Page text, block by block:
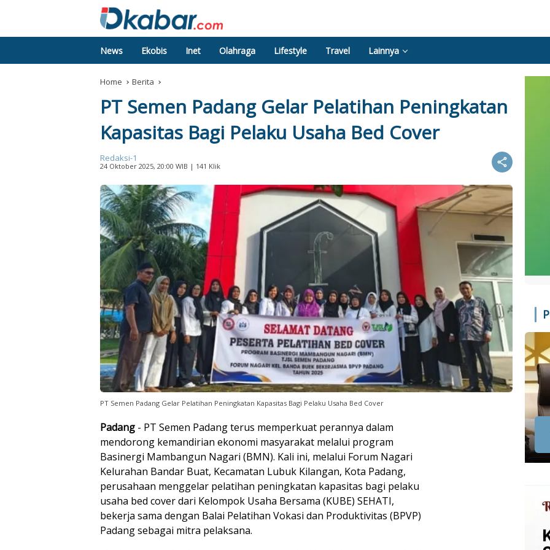
News Ekobis Inet Olahraga Lifestyle Travel Lainnya
Home Berita
PT Semen Padang Gelar Pelatihan Peningkatan
Kapasitas Bagi Pelaku Usaha Bed Cover
Redaksi-1
24 Oktober 2025, 20:00 WIB | 141 Klik
PT Semen Padang Gelar Pelatihan Peningkatan Kapasitas Bagi Pelaku Usaha Bed Cover
Padang - PT Semen Padang terus memperkuat perannya dalam
mendorong kemandirian ekonomi masyarakat melalui program
Basinergi Mambangun Nagari (BMN). Kali ini, melalui Forum Nagari
Kelurahan Bandar Buat, Kecamatan Lubuk Kilangan, Kota Padang,
perusahaan menggelar pelatihan peningkatan kapasitas bagi pelaku
usaha bed cover dari Kelompok Usaha Bersama (KUBE) SEHATI,
bekerja sama dengan Balai Pelatihan Vokasi dan Produktivitas (BPVP)
Padang sebagai mitra pelaksana.